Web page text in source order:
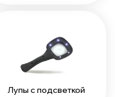
Лупы с подсветкой